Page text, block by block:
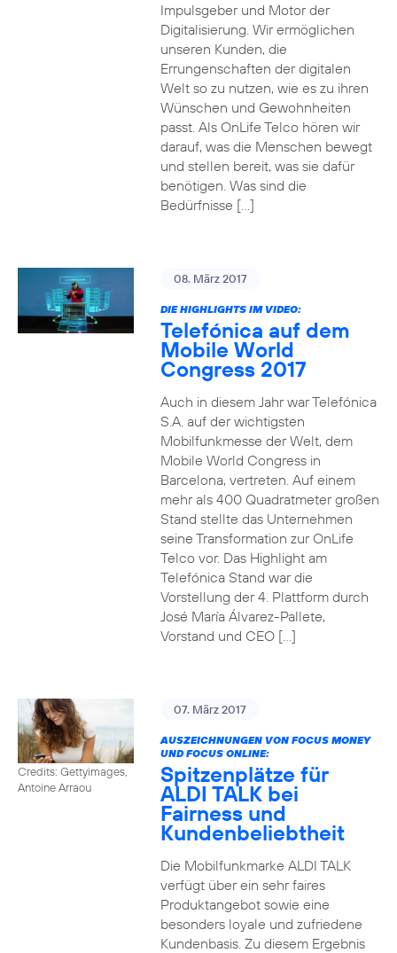
Impulsgeber und Motor der
Digitalisierung. Wir ermöglichen
unseren Kunden, die
Errungenschaften der digitalen
Welt so zu nutzen, wie es zu ihren
Wünschen und Gewohnheiten
passt. Als OnLife Telco hören wir
darauf, was die Menschen bewegt
und stellen bereit, was sie dafür
benötigen. Was sind die
Bedürfnisse […]
08. März 2017
DIE HIGHLIGHTS IM VIDEO:
Telefónica auf dem
Mobile World
Congress 2017
Auch in diesem Jahr war Telefónica
S.A. auf der wichtigsten
Mobilfunkmesse der Welt, dem
Mobile World Congress in
Barcelona, vertreten. Auf einem
mehr als 400 Quadratmeter großen
Stand stellte das Unternehmen
seine Transformation zur OnLife
Telco vor. Das Highlight am
Telefónica Stand war die
Vorstellung der 4. Plattform durch
José María Álvarez-Pallete,
Vorstand und CEO […]
Credits: Gettyimages,
Antoine Arraou
07. März 2017
AUSZEICHNUNGEN VON FOCUS MONEY
UND FOCUS ONLINE:
Spitzenplätze für
ALDI TALK bei
Fairness und
Kundenbeliebtheit
Die Mobilfunkmarke ALDI TALK
verfügt über ein sehr faires
Produktangebot sowie eine
besonders loyale und zufriedene
Kundenbasis. Zu diesem Ergebnis